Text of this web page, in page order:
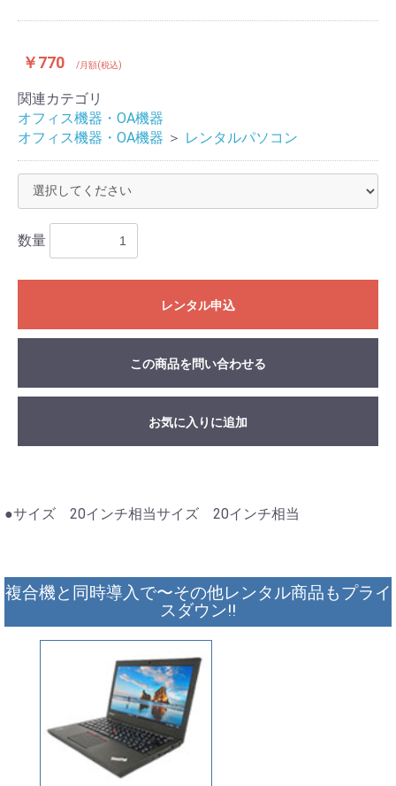
￥770 /月額(税込)
関連カテゴリ
オフィス機器・OA機器
オフィス機器・OA機器 ＞ レンタルパソコン
数量
レンタル申込
この商品を問い合わせる
お気に入りに追加
●サイズ 20インチ相当サイズ 20インチ相当
複合機と同時導入で〜その他レンタル商品もプライ
スダウン!!